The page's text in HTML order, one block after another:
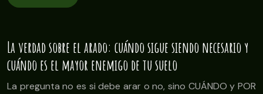
La verdad sobre el arado: cuándo sigue siendo necesario y
cuándo es el mayor enemigo de tu suelo
La pregunta no es si debe arar o no, sino CUÁNDO y POR